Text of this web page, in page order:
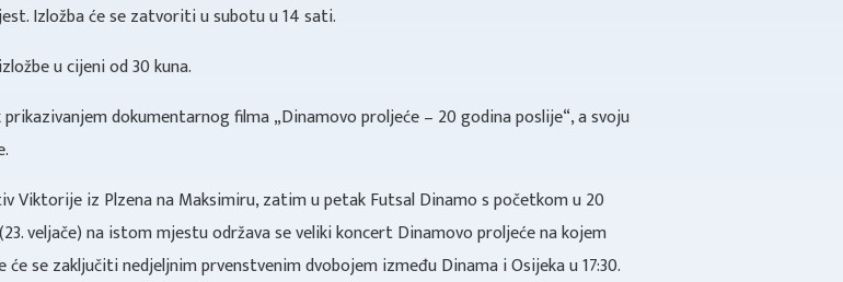
Izložba će se zatvoriti u subotu u 14 sati.
u cijeni od 30 kuna.
dokumentarnog filma „Dinamovo proljeće – 20 godina poslije“, a svoju
Viktorije iz Plzena na Maksimiru, zatim u petak Futsal Dinamo s početkom u 20
veljače) na istom mjestu održava se veliki koncert Dinamovo proljeće na kojem
će se zaključiti nedjeljnim prvenstvenim dvobojem između Dinama i Osijeka u 17:30.